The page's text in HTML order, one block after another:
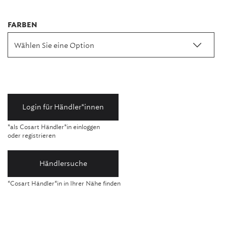
FARBEN
Wählen Sie eine Option
Login für Händler*innen
*als Cosart Händler*in einloggen
oder registrieren
Händlersuche
*Cosart Händler*in in Ihrer Nähe finden